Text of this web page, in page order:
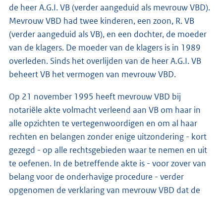
de heer A.G.I. VB (verder aangeduid als mevrouw VBD).
Mevrouw VBD had twee kinderen, een zoon, R. VB
(verder aangeduid als VB), en een dochter, de moeder
van de klagers. De moeder van de klagers is in 1989
overleden. Sinds het overlijden van de heer A.G.I. VB
beheert VB het vermogen van mevrouw VBD.
Op 21 november 1995 heeft mevrouw VBD bij
notariële akte volmacht verleend aan VB om haar in
alle opzichten te vertegenwoordigen en om al haar
rechten en belangen zonder enige uitzondering - kort
gezegd - op alle rechtsgebieden waar te nemen en uit
te oefenen. In de betreffende akte is - voor zover van
belang voor de onderhavige procedure - verder
opgenomen de verklaring van mevrouw VBD dat de